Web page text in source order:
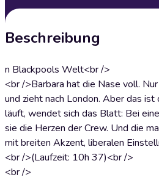
Beschreibung
n Blackpools Welt<br />
<br />Barbara hat die Nase voll.
und zieht nach London. Aber das
läuft, wendet sich das Blatt: Bei
sie die Herzen der Crew. Und die
mit breiten Akzent, liberalen
<br />(Laufzeit: 10h 37)<br />
<br />